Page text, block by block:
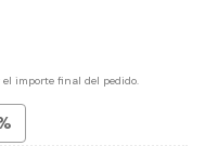
importe final del pedido.